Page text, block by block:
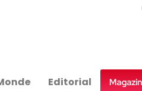
Editorial